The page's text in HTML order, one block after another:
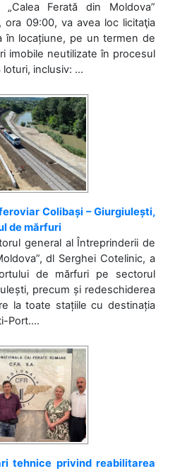
Ferată din Moldova”
ora 09:00, va avea loc licitaţia
în locațiune, pe un termen de
imobile neutilizate în procesul
inclusiv: ...
Colibași – Giurgiulești,
de mărfuri
general al Întreprinderii de
dl Serghei Cotelinic, a
de mărfuri pe sectorul
precum și redeschiderea
la toate stațiile cu destinația
Port....
tehnice privind reabilitarea